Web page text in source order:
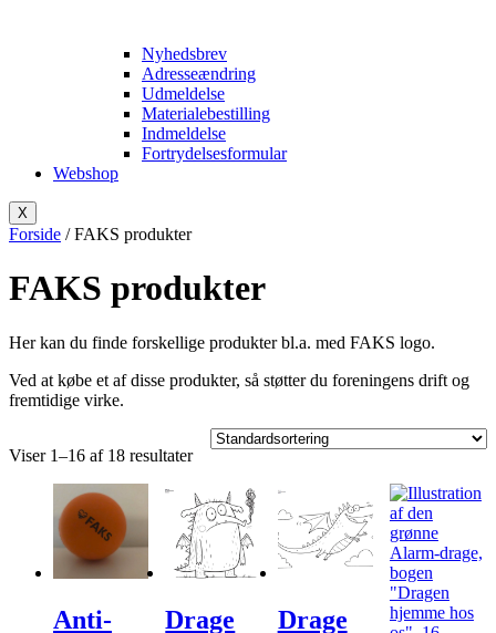
Nyhedsbrev
Adresseændring
Udmeldelse
Materialebestilling
Indmeldelse
Fortrydelsesformular
Webshop
X
Forside / FAKS produkter
FAKS produkter
Her kan du finde forskellige produkter bl.a. med FAKS logo.
Ved at købe et af disse produkter, så støtter du foreningens drift og
fremtidige virke.
Viser 1–16 af 18 resultater
Anti- Drage Drage